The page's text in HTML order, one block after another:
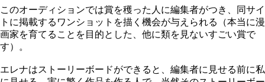
このオーディションでは賞を穫った人に編集者がつき、同サイ
トに掲載するワンショットを描く機会が与えられる（本当に漫
画家を育てることを目的とした、他に類を見ないすごい賞で
す）。
エレナはストーリーボードができると、編集者に見せる前に私